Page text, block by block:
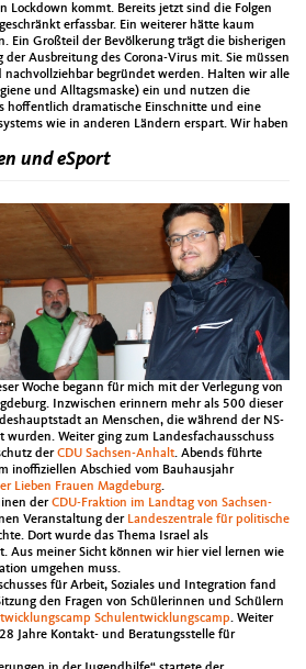
Lockdown kommt. Bereits jetzt sind die Folgen
erfassbar. Ein weiterer hätte kaum
Ein Großteil der Bevölkerung trägt die bisherigen
Ausbreitung des Corona-Virus mit. Sie müssen
begründet werden. Halten wir alle
und Alltagsmaske) ein und nutzen die
hoffentlich dramatische Einschnitte und eine
wie in anderen Ländern erspart. Wir haben
und eSport
Woche begann für mich mit der Verlegung von
Inzwischen erinnern mehr als 500 dieser
an Menschen, die während der NS-
Weiter ging zum Landesfachausschuss
derCDU Sachsen-Anhalt. Abends führte
inoffiziellen Abschied vom Bauhausjahr
Lieben Frauen Magdeburg.
derCDU-Fraktion im Landtag von Sachsen-
Veranstaltung der Landeszentrale für politische
Dort wurde das Thema Israel als
Aus meiner Sicht können wir hier viel lernen wie
umgehen muss.
für Arbeit, Soziales und Integration fand
den Fragen von Schülerinnen und Schülern
Schulentwicklungscamp. Weiter
Jahre Kontakt- und Beratungsstelle für